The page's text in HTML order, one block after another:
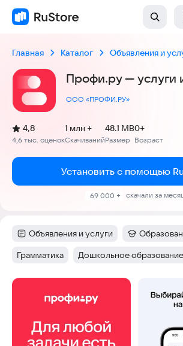
Главная Каталог Объявления и
Профи.ру — услуги
ООО «ПРОФИ.РУ»
Рейтинг:
4,8
(
4,6 тыс. оценок
)
Скачиваний
1 млн +
Размер
48.1 MB
Возраст
0+
Установить с помощью
69 000 + скачали за
Категория:
Объявления и услуги Категория:
Тег:
Грамматика Тег:
Дошкольное образование
Скриншоты